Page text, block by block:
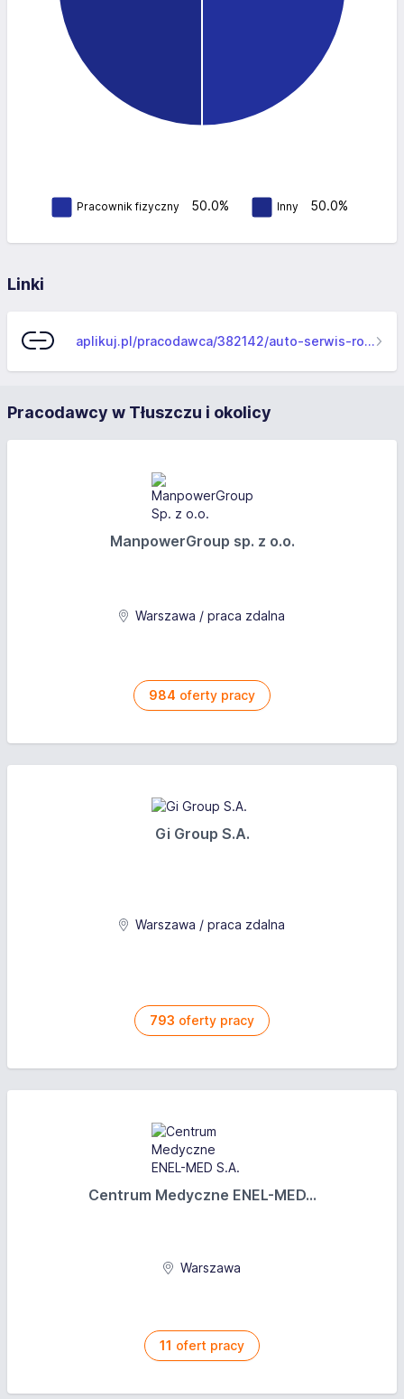
Pracownik fizyczny 50.0% Inny 50.0%
Linki
aplikuj.pl/pracodawca/382142/auto-serwis-robert-pekul-podstawowa-stacja-kontroli-pojazdow-wwl-036-p
Pracodawcy w Tłuszczu i okolicy
ManpowerGroup sp. z o.o.
Warszawa / praca zdalna
984 oferty pracy
Gi Group S.A.
Warszawa / praca zdalna
793 oferty pracy
Centrum Medyczne ENEL-MED...
Warszawa
11 ofert pracy